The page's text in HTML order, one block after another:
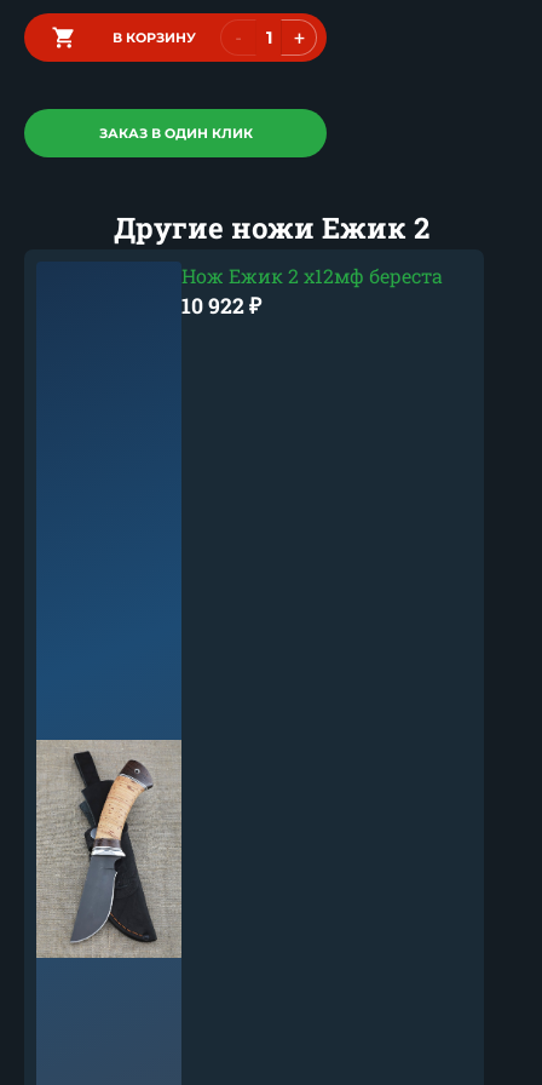
В КОРЗИНУ - +
ЗАКАЗ В ОДИН КЛИК
Другие ножи Ежик 2
Нож Ежик 2 х12мф береста
10 922₽